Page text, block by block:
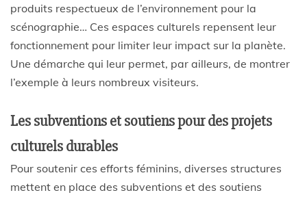
produits respectueux de l’environnement pour la
scénographie… Ces espaces culturels repensent leur
fonctionnement pour limiter leur impact sur la planète.
Une démarche qui leur permet, par ailleurs, de montrer
l’exemple à leurs nombreux visiteurs.
Les subventions et soutiens pour des projets
culturels durables
Pour soutenir ces efforts féminins, diverses structures
mettent en place des subventions et des soutiens